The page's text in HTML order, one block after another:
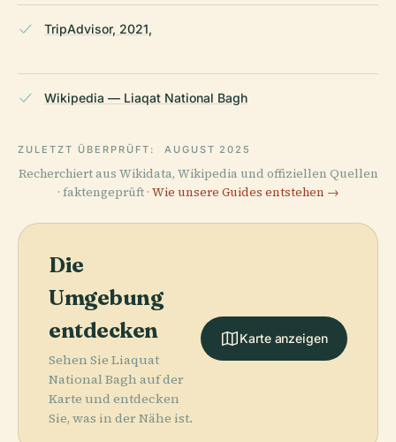
TripAdvisor, 2021,
Wikipedia — Liaqat National Bagh
ZULETZT ÜBERPRÜFT: AUGUST 2025
Recherchiert aus Wikidata, Wikipedia und offiziellen Quellen
· faktengeprüft · Wie unsere Guides entstehen →
Die
Umgebung
entdecken
Sehen Sie Liaquat
National Bagh auf der
Karte und entdecken
Sie, was in der Nähe ist.
Karte anzeigen